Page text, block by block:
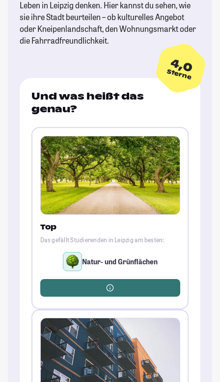
Leben in Leipzig denken. Hier kannst du sehen, wie
sie ihre Stadt beurteilen – ob kulturelles Angebot
oder Kneipenlandschaft, den Wohnungsmarkt oder
die Fahrradfreundlichkeit.
4,0
Sterne
Und was heißt das
genau?
Top
Das gefällt Studierenden in Leipzig am besten:
Natur- und Grünflächen